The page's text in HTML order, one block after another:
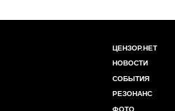
ЦЕНЗОР.НЕТ
НОВОСТИ
СОБЫТИЯ
РЕЗОНАНС
ФОТО